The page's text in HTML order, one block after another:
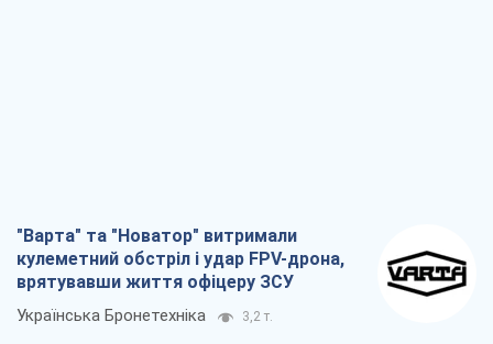
"Варта" та "Новатор" витримали
кулеметний обстріл і удар FPV-дрона,
врятувавши життя офіцеру ЗСУ
Українська Бронетехніка 3,2 т.